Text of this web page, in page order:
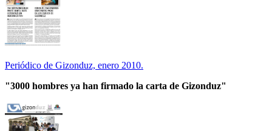
Periódico de Gizonduz, enero 2010.
"3000 hombres ya han firmado la carta de Gizonduz"